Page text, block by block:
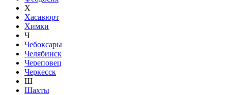
Х
Хасавюрт
Химки
Ч
Чебоксары
Челябинск
Череповец
Черкесск
Ш
Шахты